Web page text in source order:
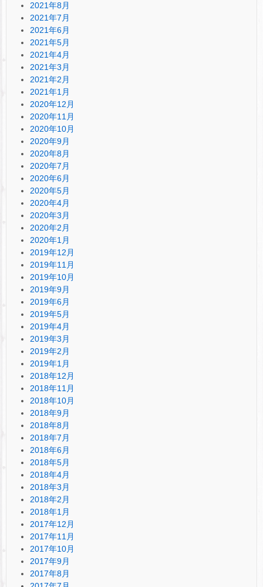
2021年8月
2021年7月
2021年6月
2021年5月
2021年4月
2021年3月
2021年2月
2021年1月
2020年12月
2020年11月
2020年10月
2020年9月
2020年8月
2020年7月
2020年6月
2020年5月
2020年4月
2020年3月
2020年2月
2020年1月
2019年12月
2019年11月
2019年10月
2019年9月
2019年6月
2019年5月
2019年4月
2019年3月
2019年2月
2019年1月
2018年12月
2018年11月
2018年10月
2018年9月
2018年8月
2018年7月
2018年6月
2018年5月
2018年4月
2018年3月
2018年2月
2018年1月
2017年12月
2017年11月
2017年10月
2017年9月
2017年8月